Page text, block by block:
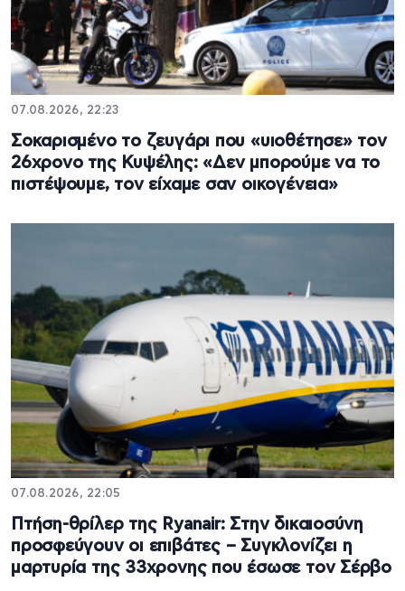
07.08.2026, 22:23
Σοκαρισμένο το ζευγάρι που «υιοθέτησε» τον
26χρονο της Κυψέλης: «Δεν μπορούμε να το
πιστέψουμε, τον είχαμε σαν οικογένεια»
07.08.2026, 22:05
Πτήση-θρίλερ της Ryanair: Στην δικαιοσύνη
προσφεύγουν οι επιβάτες – Συγκλονίζει η
μαρτυρία της 33χρονης που έσωσε τον Σέρβο